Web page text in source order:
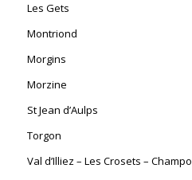
Les Gets
Montriond
Morgins
Morzine
St Jean d’Aulps
Torgon
Val d’Illiez – Les Crosets –